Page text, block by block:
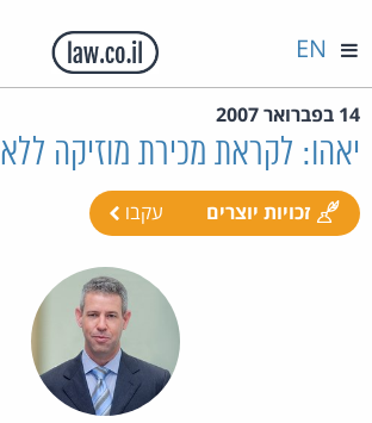
EN
14 בפברואר 2007
יאהו: לקראת מכירת מוזיקה ללא DRM
זכויות יוצרים עקבו